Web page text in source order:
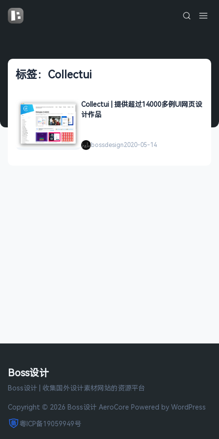
标签：Collectui
Collectui | 提供超过14000多例UI网页设
计作品
bossdesign2020-05-14
Boss设计
Boss设计 | 收集国外设计素材网站的资源平台
Copyright © 2026 Boss设计 AeroCore Powered by WordPress
粤ICP备19059949号